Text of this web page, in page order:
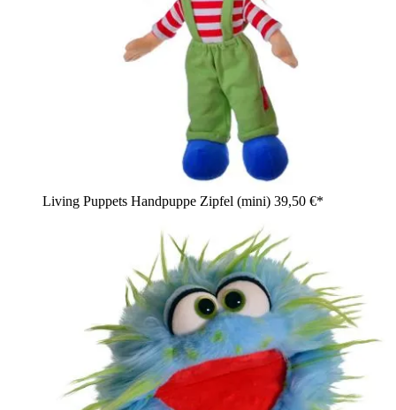
Living Puppets Handpuppe Zipfel (mini) 39,50 €*